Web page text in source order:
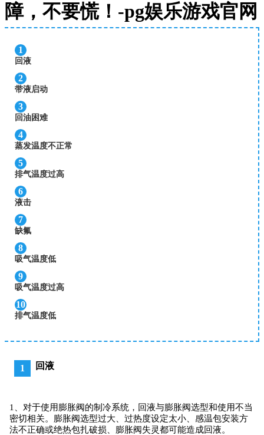
障，不要慌！-pg娱乐游戏官网
1
回液
2
带液启动
3
回油困难
4
蒸发温度不正常
5
排气温度过高
6
液击
7
缺氟
8
吸气温度低
9
吸气温度过高
10
排气温度低
1 回液
1、对于使用膨胀阀的制冷系统，回液与膨胀阀选型和使用不当
密切相关。膨胀阀选型过大、过热度设定太小、感温包安装方
法不正确或绝热包扎破损、膨胀阀失灵都可能造成回液。